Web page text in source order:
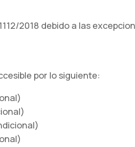
2018 debido a las
por lo siguiente: